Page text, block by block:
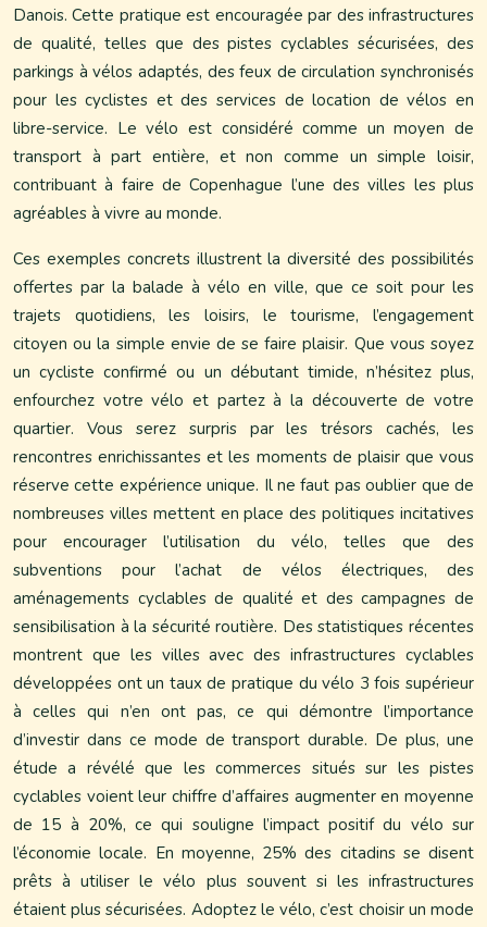
Danois. Cette pratique est encouragée par des infrastructures
de qualité, telles que des pistes cyclables sécurisées, des
parkings à vélos adaptés, des feux de circulation synchronisés
pour les cyclistes et des services de location de vélos en
libre-service. Le vélo est considéré comme un moyen de
transport à part entière, et non comme un simple loisir,
contribuant à faire de Copenhague l’une des villes les plus
agréables à vivre au monde.
Ces exemples concrets illustrent la diversité des possibilités
offertes par la balade à vélo en ville, que ce soit pour les
trajets quotidiens, les loisirs, le tourisme, l’engagement
citoyen ou la simple envie de se faire plaisir. Que vous soyez
un cycliste confirmé ou un débutant timide, n’hésitez plus,
enfourchez votre vélo et partez à la découverte de votre
quartier. Vous serez surpris par les trésors cachés, les
rencontres enrichissantes et les moments de plaisir que vous
réserve cette expérience unique. Il ne faut pas oublier que de
nombreuses villes mettent en place des politiques incitatives
pour encourager l’utilisation du vélo, telles que des
subventions pour l’achat de vélos électriques, des
aménagements cyclables de qualité et des campagnes de
sensibilisation à la sécurité routière. Des statistiques récentes
montrent que les villes avec des infrastructures cyclables
développées ont un taux de pratique du vélo 3 fois supérieur
à celles qui n’en ont pas, ce qui démontre l’importance
d’investir dans ce mode de transport durable. De plus, une
étude a révélé que les commerces situés sur les pistes
cyclables voient leur chiffre d’affaires augmenter en moyenne
de 15 à 20%, ce qui souligne l’impact positif du vélo sur
l’économie locale. En moyenne, 25% des citadins se disent
prêts à utiliser le vélo plus souvent si les infrastructures
étaient plus sécurisées. Adoptez le vélo, c’est choisir un mode